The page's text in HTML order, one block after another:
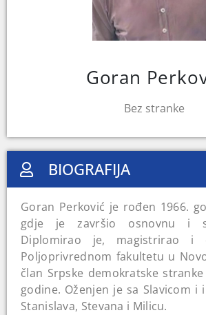
Goran
Bez stranke
BIOGRAFIJA
Goran Perković je rođen 1966.
gdje je završio osnovnu i
Diplomirao je, magistrirao i
Poljoprivrednom fakultetu u
član Srpske demokratske stranke
godine. Oženjen je sa Slavicom i
Stanislava, Stevana i Milicu.